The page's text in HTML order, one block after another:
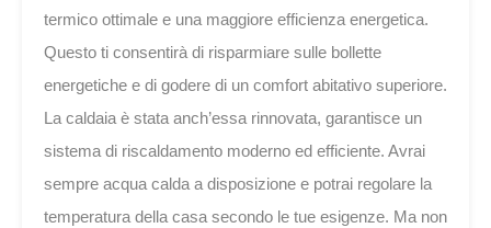
termico ottimale e una maggiore efficienza energetica.
Questo ti consentirà di risparmiare sulle bollette
energetiche e di godere di un comfort abitativo superiore.
La caldaia è stata anch’essa rinnovata, garantisce un
sistema di riscaldamento moderno ed efficiente. Avrai
sempre acqua calda a disposizione e potrai regolare la
temperatura della casa secondo le tue esigenze. Ma non